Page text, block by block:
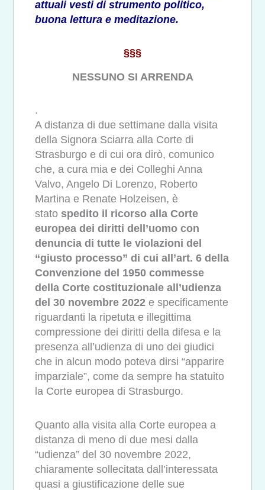
attuali vesti di strumento politico,
buona lettura e meditazione.
§§§
NESSUNO SI ARRENDA
.
A distanza di due settimane dalla visita
della Signora Sciarra alla Corte di
Strasburgo e di cui ora dirò, comunico
che, a cura mia e dei Colleghi Anna
Valvo, Angelo Di Lorenzo, Roberto
Martina e Renate Holzeisen, è
stato spedito il ricorso alla Corte
europea dei diritti dell’uomo con
denuncia di tutte le violazioni del
“giusto processo” di cui all’art. 6 della
Convenzione del 1950 commesse
della Corte costituzionale all’udienza
del 30 novembre 2022 e specificamente
riguardanti la ripetuta e illegittima
compressione dei diritti della difesa e la
presenza all’udienza di uno dei giudici
che in alcun modo poteva dirsi “apparire
imparziale”, come da sempre ha statuito
la Corte europea di Strasburgo.
Quanto alla visita alla Corte europea a
distanza di meno di due mesi dalla
“udienza” del 30 novembre 2022,
chiaramente sollecitata dall’interessata
quasi a giustificazione delle sue